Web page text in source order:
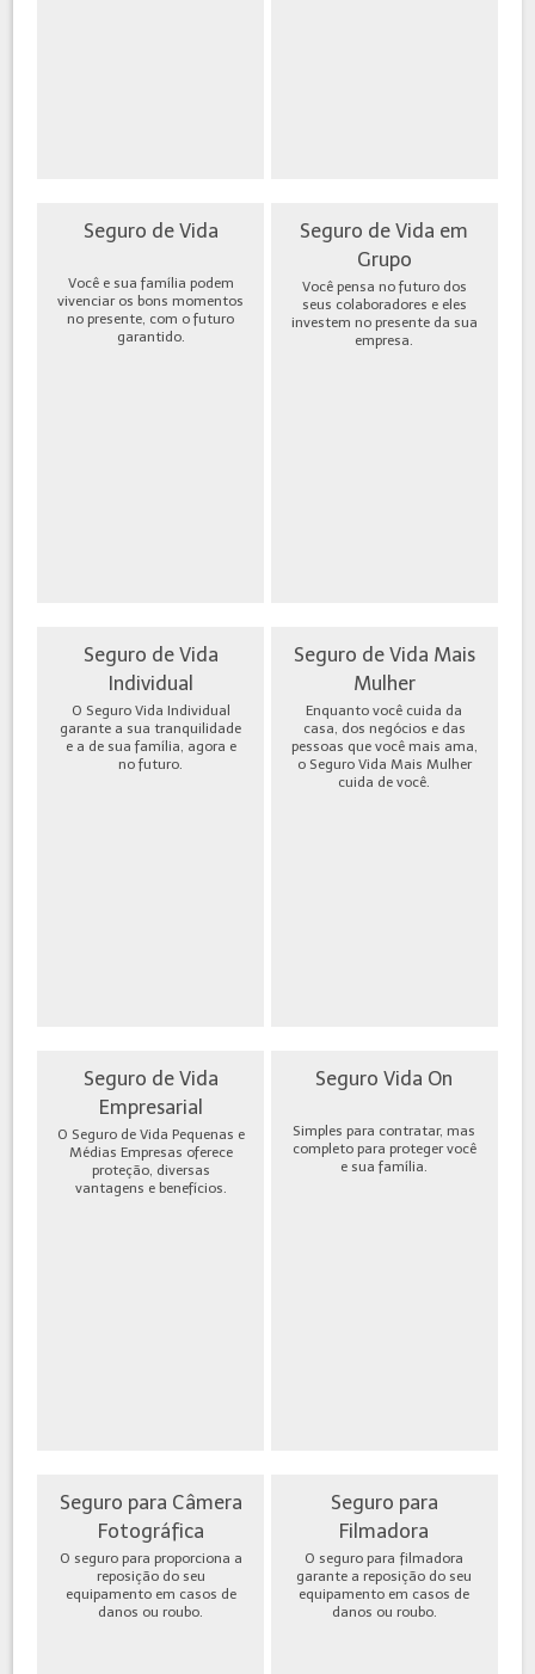
Seguro de Vida
Você e sua família podem
vivenciar os bons momentos
no presente, com o futuro
garantido.
Seguro de Vida em
Grupo
Você pensa no futuro dos
seus colaboradores e eles
investem no presente da sua
empresa.
Seguro de Vida
Individual
O Seguro Vida Individual
garante a sua tranquilidade
e a de sua família, agora e
no futuro.
Seguro de Vida Mais
Mulher
Enquanto você cuida da
casa, dos negócios e das
pessoas que você mais ama,
o Seguro Vida Mais Mulher
cuida de você.
Seguro de Vida
Empresarial
O Seguro de Vida Pequenas e
Médias Empresas oferece
proteção, diversas
vantagens e benefícios.
Seguro Vida On
Simples para contratar, mas
completo para proteger você
e sua família.
Seguro para Câmera
Fotográfica
O seguro para proporciona a
reposição do seu
equipamento em casos de
danos ou roubo.
Seguro para
Filmadora
O seguro para filmadora
garante a reposição do seu
equipamento em casos de
danos ou roubo.